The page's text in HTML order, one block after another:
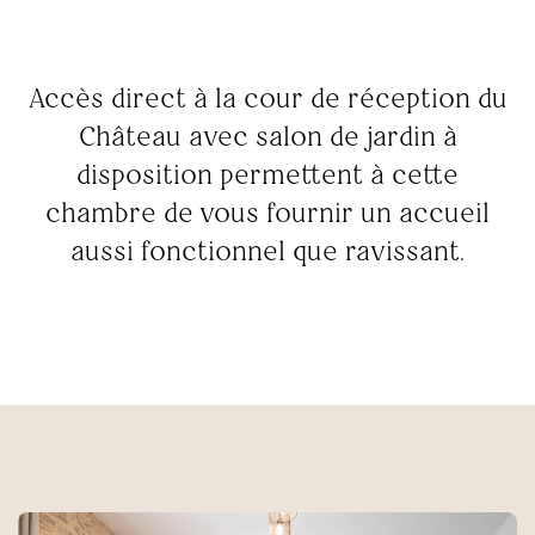
Accès direct à la cour de réception du
Château avec salon de jardin à
disposition permettent à cette
chambre de vous fournir un accueil
aussi fonctionnel que ravissant.